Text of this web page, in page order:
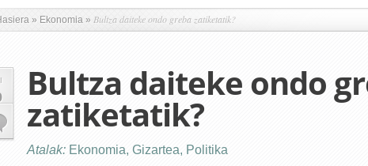
» Ekonomia » Bultza daiteke ondo greba zatiketatik?
Bultza daiteke ondo
zatiketatik?
Atalak: Ekonomia, Gizartea, Politika